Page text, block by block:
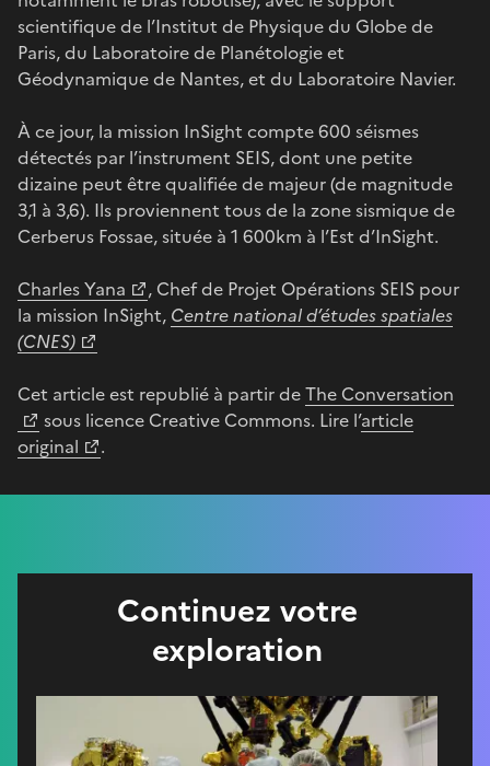
scientifique de l’Institut de Physique du Globe de
Paris, du Laboratoire de Planétologie et
Géodynamique de Nantes, et du Laboratoire Navier.
À ce jour, la mission InSight compte 600 séismes
détectés par l’instrument SEIS, dont une petite
dizaine peut être qualifiée de majeur (de magnitude
3,1 à 3,6). Ils proviennent tous de la zone sismique de
Cerberus Fossae, située à 1 600km à l’Est d’InSight.
Charles Yana
, Chef de Projet Opérations SEIS pour
la mission InSight, Centre national d’études spatiales
(CNES)
Cet article est republié à partir deThe Conversation
sous licence Creative Commons. Lire l’article
original
.
Continuez votre
exploration